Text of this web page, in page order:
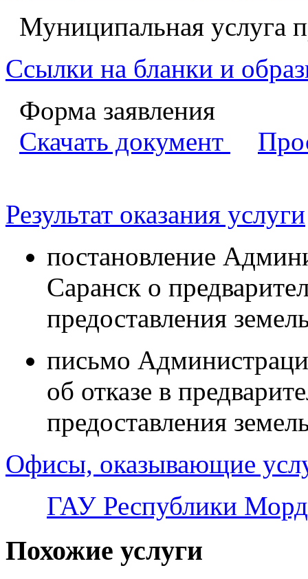
Муниципальная услуга
Ссылки на бланки и
Форма заявления
Скачать документ
Результат оказания услуги
постановление
Саранск о
предоставления
письмо
об отказе в
предоставления
Офисы, оказывающие
ГАУ Республики
Похожие услуги